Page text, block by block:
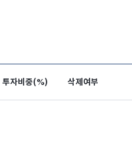
투자비중(%) 삭제여부